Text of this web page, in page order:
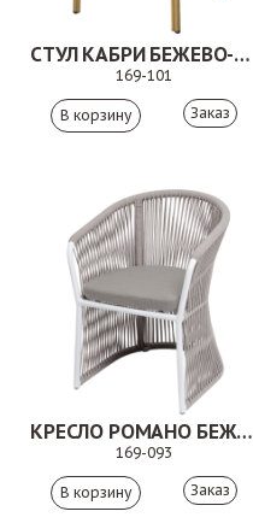
СТУЛ КАБРИ БЕЖЕВО-КОРИЧНЕВЫЙ
169-101
Заказ
КРЕСЛО РОМАНО БЕЖЕВЫЙ
169-093
Заказ